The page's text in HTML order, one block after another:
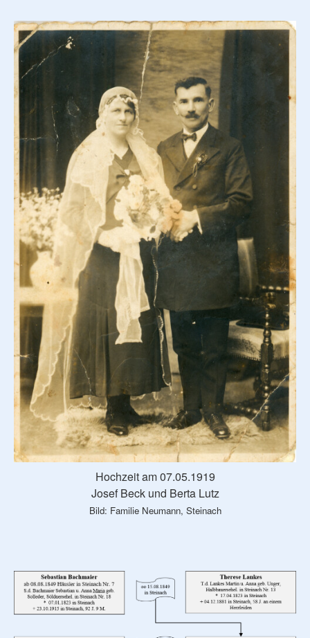
Hochzeit am 07.05.1919
Josef Beck und Berta Lutz
Bild: Familie Neumann, Steinach